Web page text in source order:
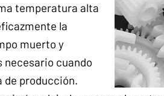
temperatura alta
la
muerto y
necesario cuando
de producción.